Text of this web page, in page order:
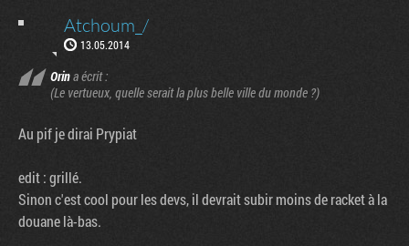
Atchoum_/
13.05.2014
Orina écrit :
(Le vertueux, quelle serait la plus belle ville du monde ?)
Au pif je dirai Prypiat
edit : grillé.
Sinon c'est cool pour les devs, il devrait subir moins de racket à la
douane là-bas.